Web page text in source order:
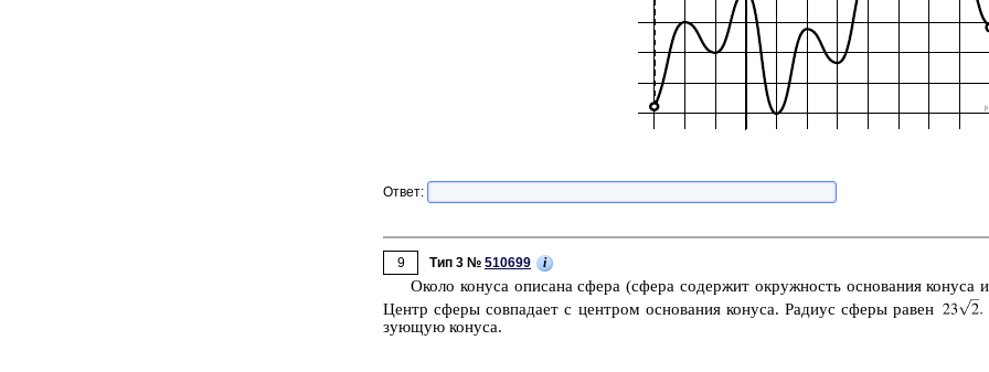
Ответ:
9 Тип 3 № 510699 i
Около ко­ну­са опи­са­на сфера (сфера со­дер­жит окруж­ность ос­но­ва­ния ко­ну­са
Центр сферы сов­па­да­ет с цен­тром ос­но­ва­ния ко­ну­са. Ра­ди­ус сферы равен
зу­ю­щую ко­ну­са.